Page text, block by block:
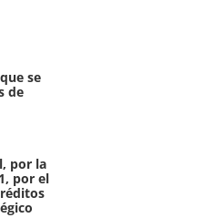
se
de
por la
por el